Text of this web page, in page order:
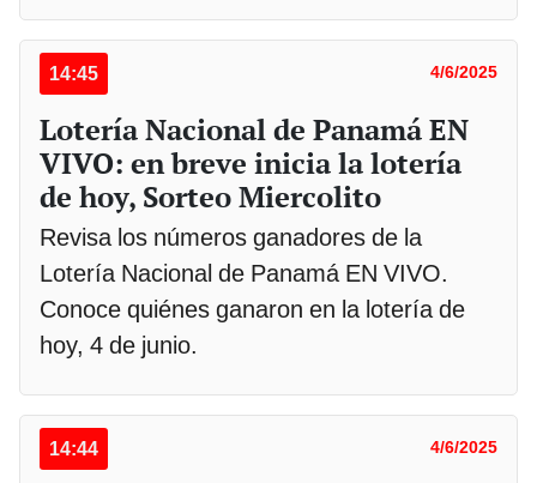
14:45 4/6/2025
Lotería Nacional de Panamá EN
VIVO: en breve inicia la lotería
de hoy, Sorteo Miercolito
Revisa los números ganadores de la
Lotería Nacional de Panamá EN VIVO.
Conoce quiénes ganaron en la lotería de
hoy, 4 de junio.
14:44 4/6/2025